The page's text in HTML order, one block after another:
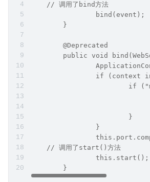
    // 调用了bind方法
		bind(event);
	}
	@Deprecated
public void
if (context
if
			}
		}
    // 调用了start()方法
		this.start();
	}